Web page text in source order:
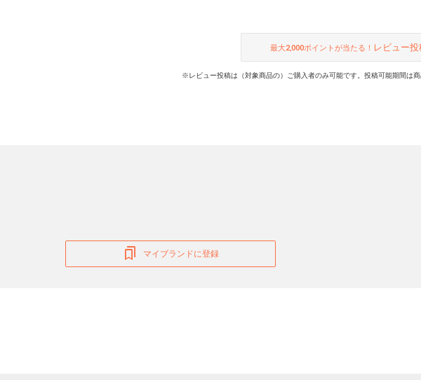
最大2,000ポイントが当たる！ レビュー
※レビュー投稿は（対象商品の）ご購入者のみ可能です。投稿可能期間は
マイブランドに登録